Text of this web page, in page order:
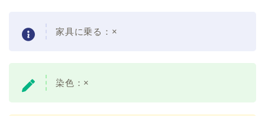
家具に乗る：×
染色：×